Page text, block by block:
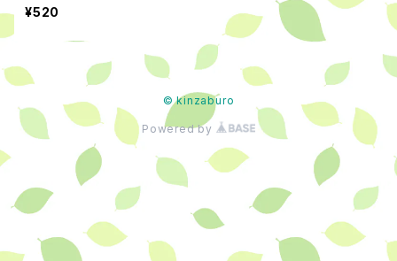
¥520
© kinzaburo
Powered by